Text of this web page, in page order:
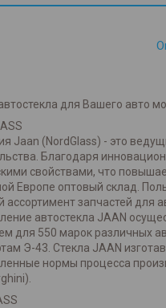
для Вашего авто
Jaan (NordGlass) - это
Благодаря
свойствами, что
Европе оптовый склад.
ассортимент запчастей для
автостекла JAAN
для 550 марок различных
Э-43. Стекла JAAN
нормы процесса